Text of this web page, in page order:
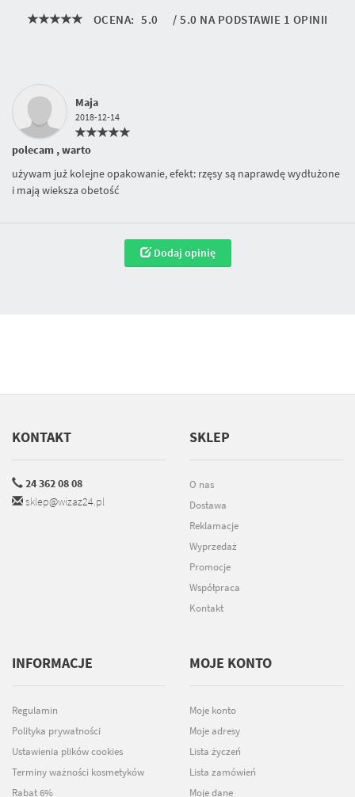
OCENA: 5.0 / 5.0 NA PODSTAWIE 1 OPINII
Maja
2018-12-14
polecam , warto
używam już kolejne opakowanie, efekt: rzęsy są naprawdę wydłużone
i mają wieksza obetość
Dodaj opinię
KONTAKT
24 362 08 08
sklep@wizaz24.pl
SKLEP
O nas
Dostawa
Reklamacje
Wyprzedaż
Promocje
Współpraca
Kontakt
INFORMACJE
Regulamin
Polityka prywatności
Ustawienia plików cookies
Terminy ważności kosmetyków
Rabat 6%
MOJE KONTO
Moje konto
Moje adresy
Lista życzeń
Lista zamówień
Moje dane